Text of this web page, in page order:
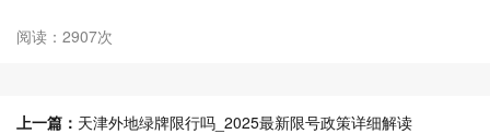
阅读：2907次
上一篇： 天津外地绿牌限行吗_2025最新限号政策详细解读